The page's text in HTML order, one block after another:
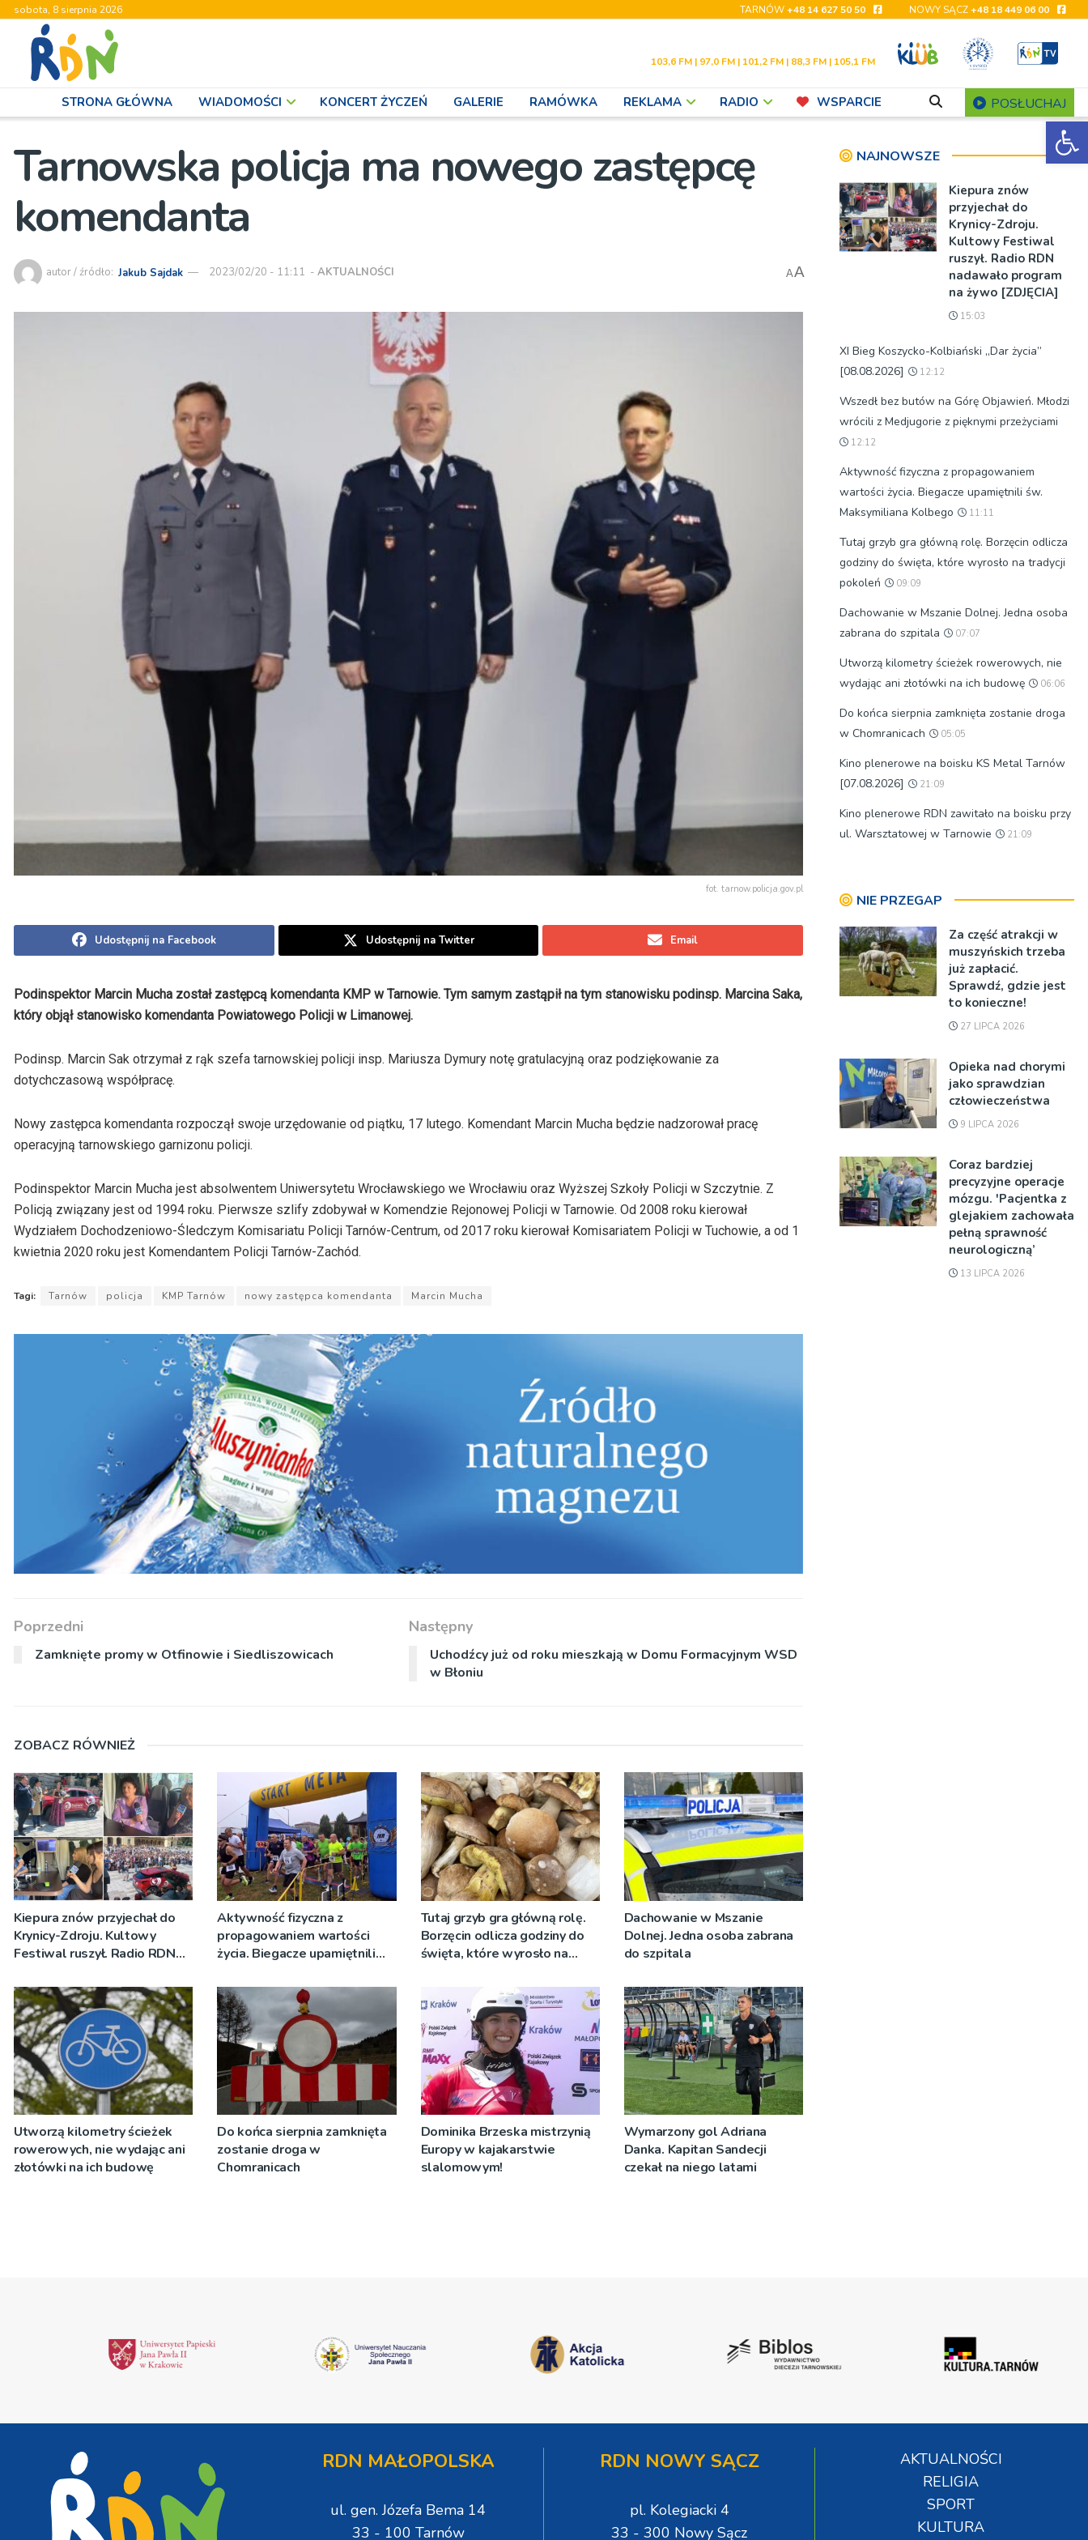
sobota, 8 sierpnia 2026 TARNÓW+48 14 627 50 50 NOWY SĄCZ+48 18 449 06 00
103,6 FM | 97,0 FM | 101,2 FM | 88,3 FM | 105,1 FM
STRONA GŁÓWNA WIADOMOŚCI KONCERT ŻYCZEŃ GALERIE RAMÓWKA REKLAMA RADIO WSPARCIE POSŁUCHAJ
Tarnowska policja ma nowego zastępcę
komendanta
autor / źródło: Jakub Sajdak 2023/02/20 - 11:11 - AKTUALNOŚCI AA
fot. tarnow.policja.gov.pl
Udostępnij na Facebook Udostępnij na Twitter Email
Podinspektor Marcin Mucha został zastępcą komendanta KMP w Tarnowie. Tym samym zastąpił na tym stanowisku podinsp. Marcina Saka,
który objął stanowisko komendanta Powiatowego Policji w Limanowej.
Podinsp. Marcin Sak otrzymał z rąk szefa tarnowskiej policji insp. Mariusza Dymury notę gratulacyjną oraz podziękowanie za
dotychczasową współpracę.
Nowy zastępca komendanta rozpoczął swoje urzędowanie od piątku, 17 lutego. Komendant Marcin Mucha będzie nadzorował pracę
operacyjną tarnowskiego garnizonu policji.
Podinspektor Marcin Mucha jest absolwentem Uniwersytetu Wrocławskiego we Wrocławiu oraz Wyższej Szkoły Policji w Szczytnie. Z
Policją związany jest od 1994 roku. Pierwsze szlify zdobywał w Komendzie Rejonowej Policji w Tarnowie. Od 2008 roku kierował
Wydziałem Dochodzeniowo-Śledczym Komisariatu Policji Tarnów-Centrum, od 2017 roku kierował Komisariatem Policji w Tuchowie, a od 1
kwietnia 2020 roku jest Komendantem Policji Tarnów-Zachód.
Tagi: Tarnów policja KMP Tarnów nowy zastępca komendanta Marcin Mucha
Poprzedni
Zamknięte promy w Otfinowie i Siedliszowicach
Następny
Uchodźcy już od roku mieszkają w Domu Formacyjnym WSD
w Błoniu
ZOBACZ RÓWNIEŻ
Kiepura znów przyjechał do
Krynicy-Zdroju. Kultowy
Festiwal ruszył. Radio RDN
[ZDJĘCIA]
Aktywność fizyczna z
propagowaniem wartości
życia. Biegacze upamiętnili
Tutaj grzyb gra główną rolę.
Borzęcin odlicza godziny do
święta, które wyrosło na
Dachowanie w Mszanie
Dolnej. Jedna osoba zabrana
do szpitala
Utworzą kilometry ścieżek
rowerowych, nie wydając ani
złotówki na ich budowę
Do końca sierpnia zamknięta
zostanie droga w
Chomranicach
Dominika Brzeska mistrzynią
Europy w kajakarstwie
slalomowym!
Wymarzony gol Adriana
Danka. Kapitan Sandecji
czekał na niego latami
NAJNOWSZE
Kiepura znów
przyjechał do
Krynicy-Zdroju.
Kultowy Festiwal
ruszył. Radio RDN
nadawało program
na żywo [ZDJĘCIA]
15:03
XI Bieg Koszycko-Kolbiański „Dar życia”
[08.08.2026]
12:12
Wszedł bez butów na Górę Objawień. Młodzi
wrócili z Medjugorie z pięknymi przeżyciami
12:12
Aktywność fizyczna z propagowaniem
wartości życia. Biegacze upamiętnili św.
Maksymiliana Kolbego
11:11
Tutaj grzyb gra główną rolę. Borzęcin odlicza
godziny do święta, które wyrosło na tradycji
pokoleń
09:09
Dachowanie w Mszanie Dolnej. Jedna osoba
zabrana do szpitala
07:07
Utworzą kilometry ścieżek rowerowych, nie
wydając ani złotówki na ich budowę
06:06
Do końca sierpnia zamknięta zostanie droga
w Chomranicach
05:05
Kino plenerowe na boisku KS Metal Tarnów
[07.08.2026]
21:09
Kino plenerowe RDN zawitało na boisku przy
ul. Warsztatowej w Tarnowie
21:09
NIE PRZEGAP
Za część atrakcji w
muszyńskich trzeba
już zapłacić.
Sprawdź, gdzie jest
to konieczne!
27 LIPCA 2026
Opieka nad chorymi
jako sprawdzian
człowieczeństwa
9 LIPCA 2026
Coraz bardziej
precyzyjne operacje
mózgu. 'Pacjentka z
glejakiem zachowała
pełną sprawność
neurologiczną’
13 LIPCA 2026
RDN MAŁOPOLSKA
ul. gen. Józefa Bema 14
33 - 100 Tarnów
RDN NOWY SĄCZ
pl. Kolegiacki 4
33 - 300 Nowy Sącz
AKTUALNOŚCI
RELIGIA
SPORT
KULTURA